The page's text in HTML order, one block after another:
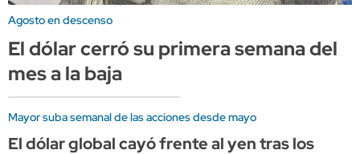
Agosto en descenso
El dólar cerró su primera semana del
mes a la baja
Mayor suba semanal de las acciones desde mayo
El dólar global cayó frente al yen tras los